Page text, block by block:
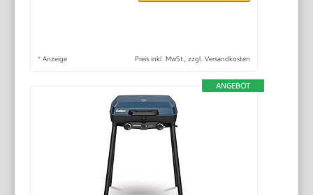
* Anzeige Preis inkl. MwSt., zzgl. Versandkosten
ANGEBOT